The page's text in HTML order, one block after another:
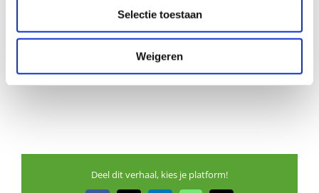
Selectie toestaan
Weigeren
kunnen gebruiken aan een stabiel gezin in de
buurt. Zo krijgen kinderen wat extra liefde en
aandacht en worden ouders ontlast.
Deel dit verhaal, kies je platform!